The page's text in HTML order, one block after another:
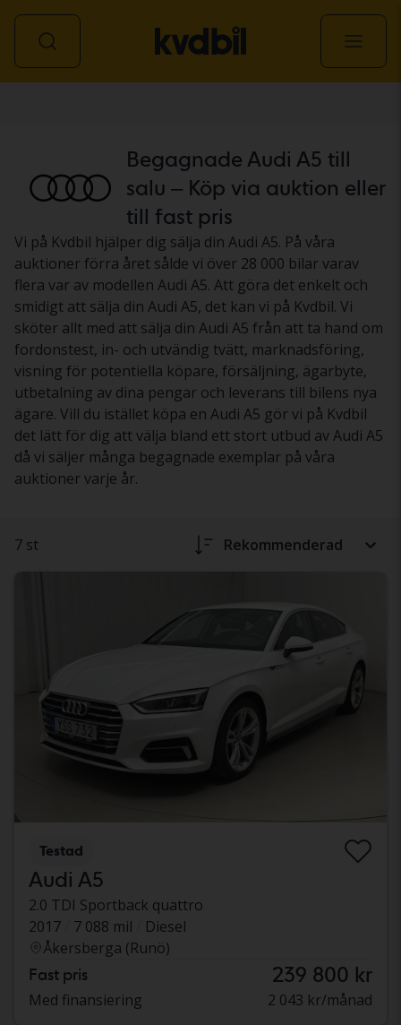
Begagnade Audi A5 till
salu – Köp via auktion eller
till fast pris
Vi på Kvdbil hjälper dig sälja din Audi A5. På våra
auktioner förra året sålde vi över 28 000 bilar varav
flera var av modellen Audi A5. Att göra det enkelt och
smidigt att sälja din Audi A5, det kan vi på Kvdbil. Vi
sköter allt med att sälja din Audi A5 från att ta hand om
fordonstest, in- och utvändig tvätt, marknadsföring,
visning för potentiella köpare, försäljning, ägarbyte,
utbetalning av dina pengar och leverans till bilens nya
ägare. Vill du istället köpa en Audi A5 gör vi på Kvdbil
det lätt för dig att välja bland ett stort utbud av Audi A5
då vi säljer många begagnade exemplar på våra
auktioner varje år.
7 st Rekommenderad
Testad
Audi A5
2.0 TDI Sportback quattro
2017
7 088 mil
Diesel
Åkersberga (Runö)
Fast pris 239 800 kr
Med finansiering 2 043 kr/månad